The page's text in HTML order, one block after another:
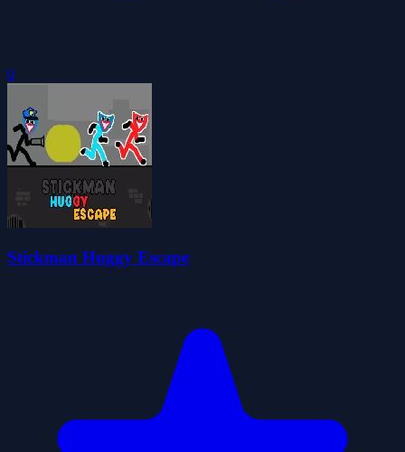
0
Stickman Huggy Escape